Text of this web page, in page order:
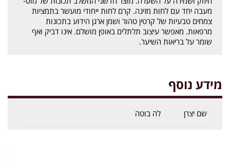
מעבה יחד עם לחות מזינה. קרם לחות ייחודי מועשר בתמציות
צמחים טבעיות של קרטין טהור ושמן ארגן הידוע בתכונות
מרפאות. מאפשר עיצוב תלתלים באופן מושלם. אינו דביק ואף
שומר על בריאות השיער.
מידע נוסף
שם יצרן לה בוטה